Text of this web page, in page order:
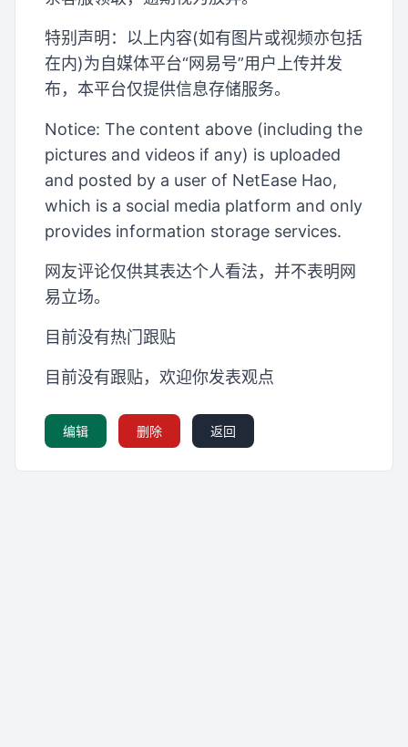
特别声明：以上内容(如有图片或视频亦包括
在内)为自媒体平台“网易号”用户上传并发
布，本平台仅提供信息存储服务。
Notice: The content above (including the
pictures and videos if any) is uploaded
and posted by a user of NetEase Hao,
which is a social media platform and only
provides information storage services.
网友评论仅供其表达个人看法，并不表明网
易立场。
目前没有热门跟贴
目前没有跟贴，欢迎你发表观点
编辑 删除 返回